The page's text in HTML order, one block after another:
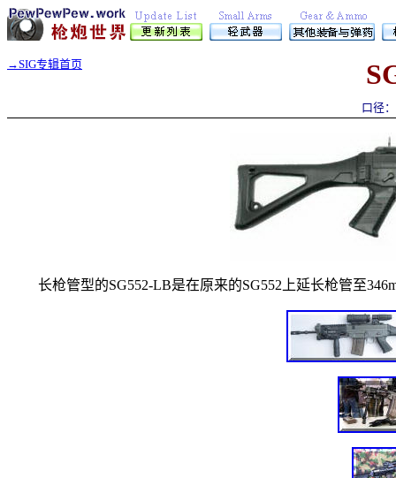
→SIG专辑首页
口径
长枪管型的SG552-LB是在原来的SG552上延长枪管至